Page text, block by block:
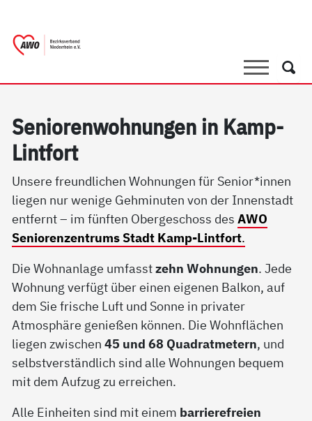
SucheSuche
Se­nio­ren­woh­nun­gen in Kamp-
Lint­fort
Unsere freundlichen Wohnungen für Senior*innen
liegen nur wenige Gehminuten von der Innenstadt
entfernt – im fünften Obergeschoss desAWO
Seniorenzentrums Stadt Kamp-Lintfort.
Die Wohnanlage umfasstzehn Wohnungen. Jede
Wohnung verfügt über einen eigenen Balkon, auf
dem Sie frische Luft und Sonne in privater
Atmosphäre genießen können. Die Wohnflächen
liegen zwischen45 und 68 Quadratmetern, und
selbstverständlich sind alle Wohnungen bequem
mit dem Aufzug zu erreichen.
Alle Einheiten sind mit einem barrierefreien